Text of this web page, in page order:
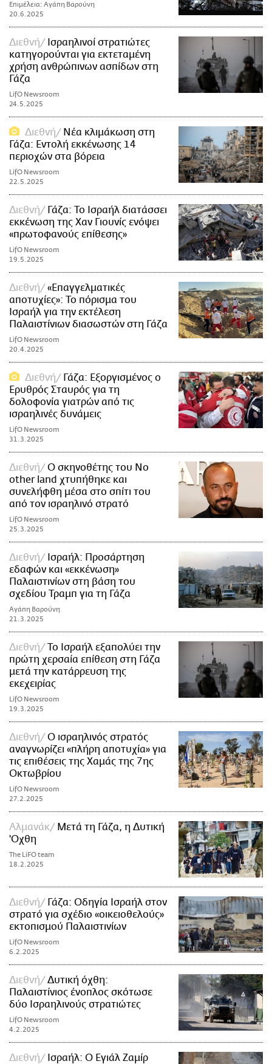
Επιμέλεια: Αγάπη Βαρούνη
20.6.2025
Διεθνή
Ισραηλινοί στρατιώτες
κατηγορούνται για εκτεταμένη
χρήση ανθρώπινων ασπίδων στη
Γάζα
LifO Newsroom
24.5.2025
Διεθνή
Νέα κλιμάκωση στη
Γάζα: Εντολή εκκένωσης 14
περιοχών στα βόρεια
LifO Newsroom
22.5.2025
Διεθνή
Γάζα: Το Ισραήλ διατάσσει
εκκένωση της Χαν Γιουνίς ενόψει
«πρωτοφανούς επίθεσης»
LifO Newsroom
19.5.2025
Διεθνή
«Επαγγελματικές
αποτυχίες»: Το πόρισμα του
Ισραήλ για την εκτέλεση
Παλαιστίνιων διασωστών στη Γάζα
LifO Newsroom
20.4.2025
Διεθνή
Γάζα: Εξοργισμένος ο
Ερυθρός Σταυρός για τη
δολοφονία γιατρών από τις
ισραηλινές δυνάμεις
LifO Newsroom
31.3.2025
Διεθνή
Ο σκηνοθέτης του No
other land χτυπήθηκε και
συνελήφθη μέσα στο σπίτι του
από τον ισραηλινό στρατό
LifO Newsroom
25.3.2025
Διεθνή
Ισραήλ: Προσάρτηση
εδαφών και «εκκένωση»
Παλαιστινίων στη βάση του
σχεδίου Τραμπ για τη Γάζα
Αγάπη Βαρούνη
21.3.2025
Διεθνή
Το Ισραήλ εξαπολύει την
πρώτη χερσαία επίθεση στη Γάζα
μετά την κατάρρευση της
εκεχειρίας
LifO Newsroom
19.3.2025
Διεθνή
Ο ισραηλινός στρατός
αναγνωρίζει «πλήρη αποτυχία» για
τις επιθέσεις της Χαμάς της 7ης
Οκτωβρίου
LifO Newsroom
27.2.2025
Αλμανάκ
Μετά τη Γάζα, η Δυτική
'Οχθη
The LiFO team
18.2.2025
Διεθνή
Γάζα: Οδηγία Ισραήλ στον
στρατό για σχέδιο «οικειοθελούς»
εκτοπισμού Παλαιστινίων
LifO Newsroom
6.2.2025
Διεθνή
Δυτική όχθη:
Παλαιστίνιος ένοπλος σκότωσε
δύο Ισραηλινούς στρατιώτες
LifO Newsroom
4.2.2025
Διεθνή Ισραήλ: Ο Εγιάλ Ζαμίρ